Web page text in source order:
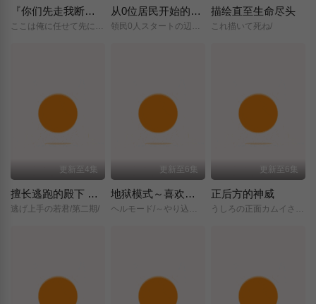
『你们先走我断后』，于是10年后我成为了传说 从0位居民开始的边境领主大人 描绘直至生命尽头
これ描いて死ね/
更新至4集
擅长逃跑的殿下 第二季
逃げ上手の若君/第二期/
更新至6集
地狱模式～喜欢挑战特殊成就的玩家在废设定的异世界成为无双～第二季
ヘルモード/～やり込み好きのゲーマーは廃設定の異世界で無双する～/2nd/Season/
更新至6集
正后方的神威
うしろの正面カムイさん/